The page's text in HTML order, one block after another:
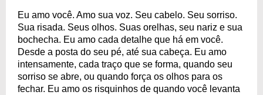
Eu amo você. Amo sua voz. Seu cabelo. Seu sorriso.
Sua risada. Seus olhos. Suas orelhas, seu nariz e sua
bochecha. Eu amo cada detalhe que há em você.
Desde a posta do seu pé, até sua cabeça. Eu amo
intensamente, cada traço que se forma, quando seu
sorriso se abre, ou quando força os olhos para os
fechar. Eu amo os risquinhos de quando você levanta